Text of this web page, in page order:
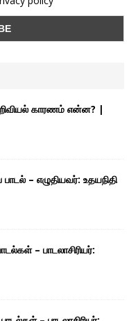
காரணம் என்ன? |
– எழுதியவர்: உதயநிதி
– பாடலாசிரியர்: